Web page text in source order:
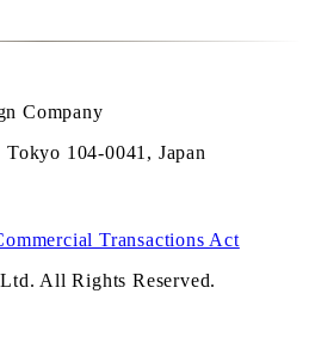
Company
104-0041, Japan
Transactions Act
All Rights Reserved.